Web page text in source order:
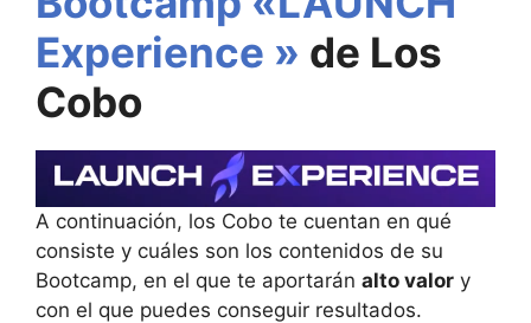
Experience » de Los
Cobo
A continuación, los Cobo te cuentan en qué
consiste y cuáles son los contenidos de su
Bootcamp, en el que te aportarán alto valor y
con el que puedes conseguir resultados.